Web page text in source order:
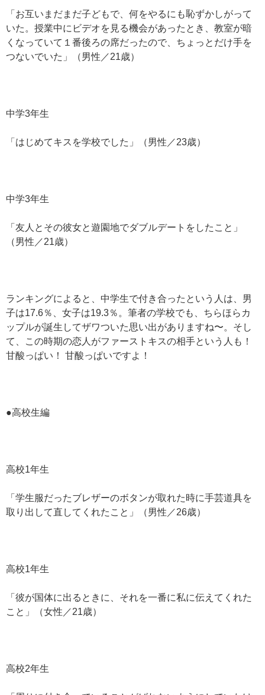
「お互いまだまだ子どもで、何をやるにも恥ずかしがって
いた。授業中にビデオを見る機会があったとき、教室が暗
くなっていて１番後ろの席だったので、ちょっとだけ手を
つないでいた」（男性／21歳）
中学3年生
「はじめてキスを学校でした」（男性／23歳）
中学3年生
「友人とその彼女と遊園地でダブルデートをしたこと」
（男性／21歳）
ランキングによると、中学生で付き合ったという人は、男
子は17.6％、女子は19.3％。筆者の学校でも、ちらほらカ
ップルが誕生してザワついた思い出がありますね〜。そし
て、この時期の恋人がファーストキスの相手という人も！
甘酸っぱい！ 甘酸っぱいですよ！
●高校生編
高校1年生
「学生服だったブレザーのボタンが取れた時に手芸道具を
取り出して直してくれたこと」（男性／26歳）
高校1年生
「彼が国体に出るときに、それを一番に私に伝えてくれた
こと」（女性／21歳）
高校2年生